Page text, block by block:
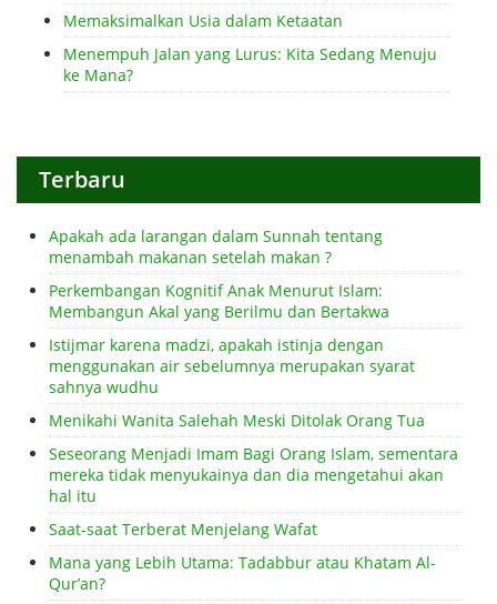
Memaksimalkan Usia dalam Ketaatan
Menempuh Jalan yang Lurus: Kita Sedang Menuju
ke Mana?
Terbaru
Apakah ada larangan dalam Sunnah tentang
menambah makanan setelah makan ?
Perkembangan Kognitif Anak Menurut Islam:
Membangun Akal yang Berilmu dan Bertakwa
Istijmar karena madzi, apakah istinja dengan
menggunakan air sebelumnya merupakan syarat
sahnya wudhu
Menikahi Wanita Salehah Meski Ditolak Orang Tua
Seseorang Menjadi Imam Bagi Orang Islam, sementara
mereka tidak menyukainya dan dia mengetahui akan
hal itu
Saat-saat Terberat Menjelang Wafat
Mana yang Lebih Utama: Tadabbur atau Khatam Al-
Qur’an?